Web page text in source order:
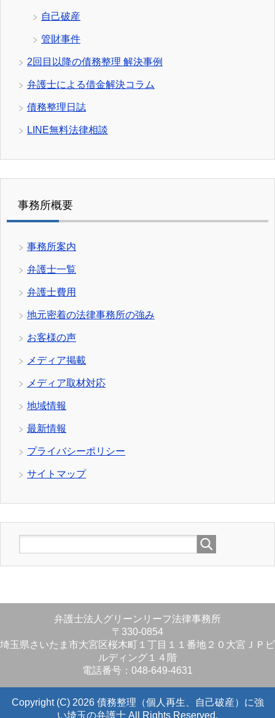
自己破産
管財事件
2回目以降の債務整理 解決事例
弁護士による借金解決コラム
債務整理日誌
LINE無料法律相談
事務所概要
事務所案内
弁護士一覧
弁護士費用
地元密着の法律事務所の強み
お客様の声
メディア掲載
メディア取材対応
地域情報
最新情報
プライバシーポリシー
サイトマップ
弁護士法人グリーンリーフ法律事務所
〒330-0854
埼玉県さいたま市大宮区桜木町１丁目１１番地２０大宮ＪＰビ
ルディング１４階
電話番号：048-649-4631
Copyright (C) 2026 債務整理（個人再生、自己破産）に強
い埼玉の弁護士 All Rights Reserved.